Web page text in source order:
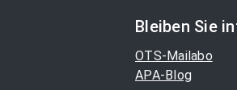
Bleiben Sie
OTS-Mailabo
APA-Blog